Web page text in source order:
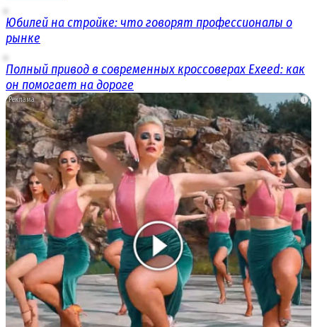
Юбилей на стройке: что говорят профессионалы о
рынке
Полный привод в современных кроссоверах Exeed: как
он помогает на дороге
i